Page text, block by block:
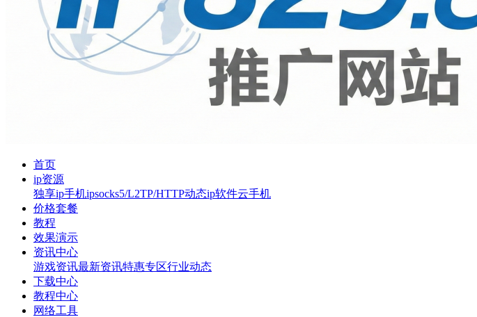
首页
ip资源
独享ip手机ipsocks5/L2TP/HTTP动态ip软件云手机
价格套餐
教程
效果演示
资讯中心
游戏资讯最新资讯特惠专区行业动态
下载中心
教程中心
网络工具